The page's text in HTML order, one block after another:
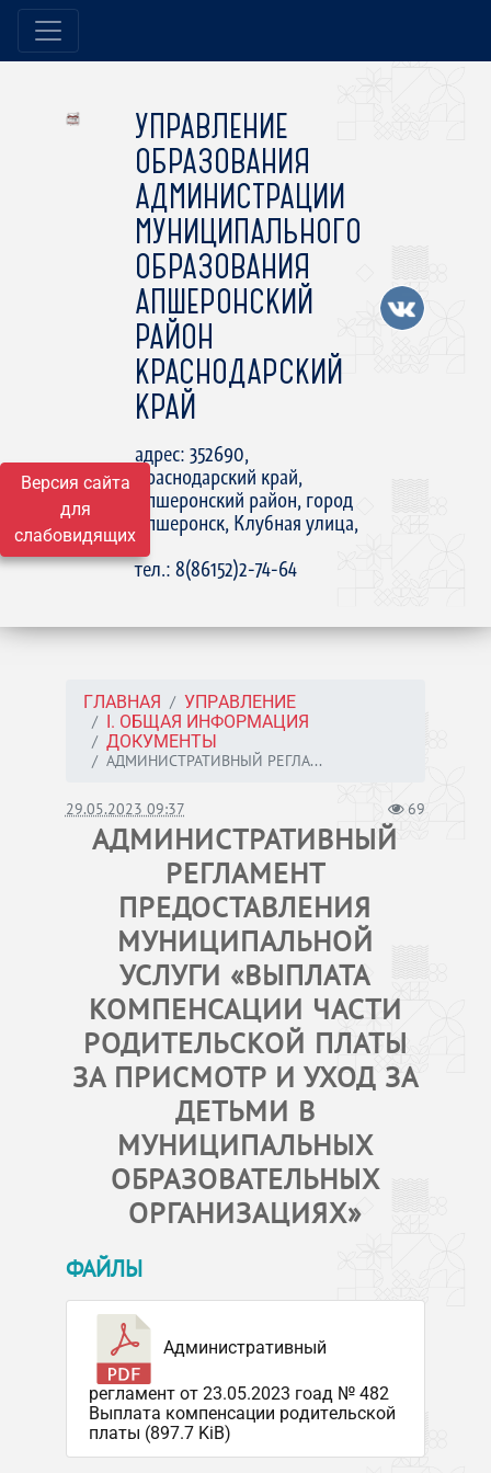
Версия сайта
для
слабовидящих
УПРАВЛЕНИЕ
ОБРАЗОВАНИЯ
АДМИНИСТРАЦИИ
МУНИЦИПАЛЬНОГО
ОБРАЗОВАНИЯ
АПШЕРОНСКИЙ
РАЙОН
КРАСНОДАРСКИЙ
КРАЙ
адрес: 352690,
Краснодарский край,
Апшеронский район, город
Апшеронск, Клубная улица,
15
тел.: 8(86152)2-74-64
ГЛАВНАЯ
УПРАВЛЕНИЕ
I. ОБЩАЯ ИНФОРМАЦИЯ
ДОКУМЕНТЫ
АДМИНИСТРАТИВНЫЙ РЕГЛА...
29.05.2023 09:37 69
АДМИНИСТРАТИВНЫЙ
РЕГЛАМЕНТ
ПРЕДОСТАВЛЕНИЯ
МУНИЦИПАЛЬНОЙ
УСЛУГИ «ВЫПЛАТА
КОМПЕНСАЦИИ ЧАСТИ
РОДИТЕЛЬСКОЙ ПЛАТЫ
ЗА ПРИСМОТР И УХОД ЗА
ДЕТЬМИ В
МУНИЦИПАЛЬНЫХ
ОБРАЗОВАТЕЛЬНЫХ
ОРГАНИЗАЦИЯХ»
ФАЙЛЫ
Административный
регламент от 23.05.2023 гоад № 482
Выплата компенсации родительской
платы (897.7 KiB)